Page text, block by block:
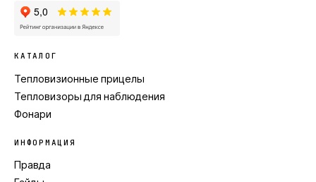
КАТАЛОГ
Тепловизионные прицелы
Тепловизоры для наблюдения
Фонари
ИНФОРМАЦИЯ
Правда